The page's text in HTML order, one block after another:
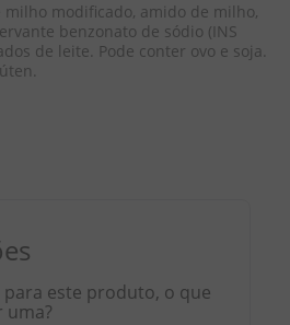
modificado, amido de milho,
benzonato de sódio (INS
de leite. Pode conter ovo e soja.
este produto, o que
uma?